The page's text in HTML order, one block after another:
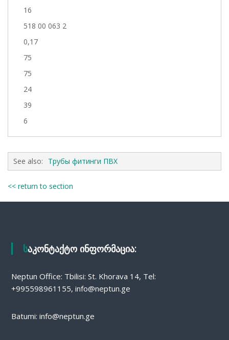
16
518 00 063 2
0,17
75
75
24
39
6
See also: Трубы фитинги ПВХ
<< return to section
საკონტაქტო ინფორმაცია:
Neptun Office: Tbilisi: St. Khorava 14, Tel:
+995598961155, info@neptun.ge
Batumi: info@neptun.ge